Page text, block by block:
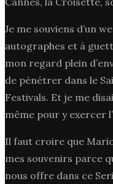
Je me souviens d’un
autographes et à
mon regard plein
de pénétrer dans le
Festivals. Et je me
même pour y exercer
Il faut croire que
mes souvenirs parce
nous offre dans ce